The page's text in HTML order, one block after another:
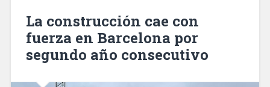
que
no
repetirán
La construcción cae con
fuerza en Barcelona por
segundo año consecutivo